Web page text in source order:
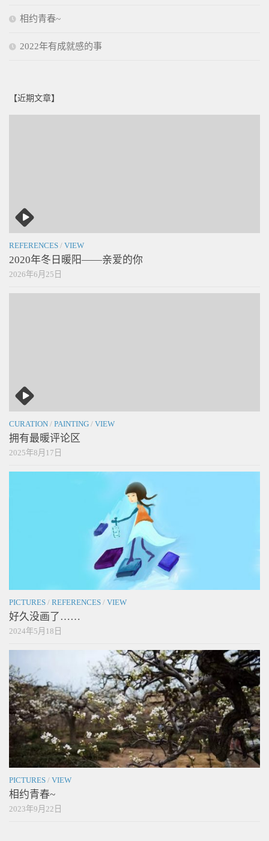
相约青春~
2022年有成就感的事
【近期文章】
REFERENCES / VIEW
2020年冬日暖阳——亲爱的你
2026年6月25日
CURATION / PAINTING / VIEW
拥有最暖评论区
2025年8月17日
PICTURES / REFERENCES / VIEW
好久没画了……
2024年5月18日
PICTURES / VIEW
相约青春~
2023年9月22日